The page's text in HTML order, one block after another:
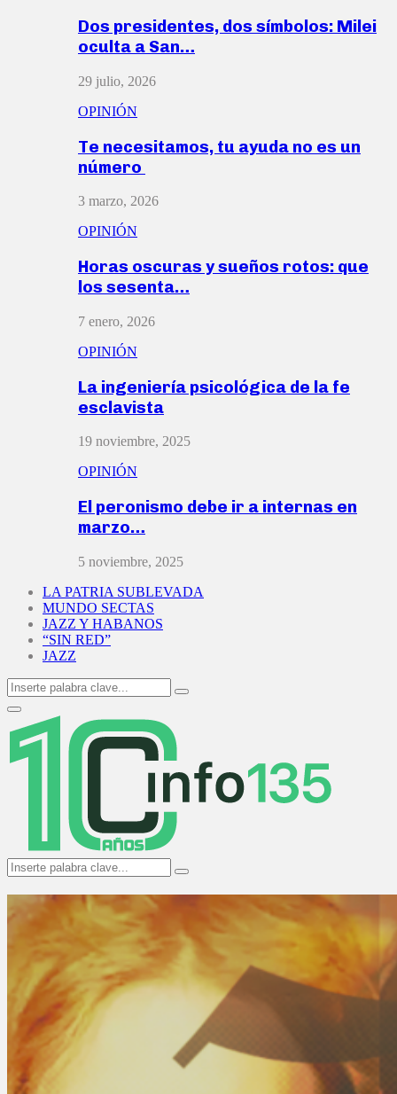
Dos presidentes, dos símbolos: Milei
oculta a San…
29 julio, 2026
OPINIÓN
Te necesitamos, tu ayuda no es un
número
3 marzo, 2026
OPINIÓN
Horas oscuras y sueños rotos: que
los sesenta…
7 enero, 2026
OPINIÓN
La ingeniería psicológica de la fe
esclavista
19 noviembre, 2025
OPINIÓN
El peronismo debe ir a internas en
marzo…
5 noviembre, 2025
LA PATRIA SUBLEVADA
MUNDO SECTAS
JAZZ Y HABANOS
“SIN RED”
JAZZ
Search
for:
Search
Primary
Menu
Search
for:
Search